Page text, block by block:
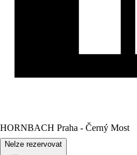
HORNBACH Praha - Černý Most
Nelze rezervovat